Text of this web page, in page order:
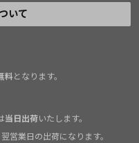
いて
料となります。
当日出荷いたします。
営業日の出荷になります。